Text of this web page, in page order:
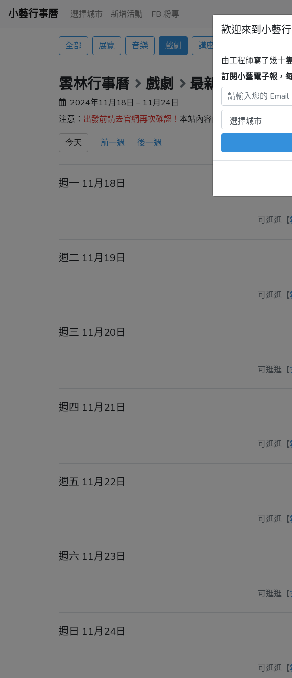
小藝行事曆 選擇城市 新增活動 FB 粉專
全部 展覽 音樂 戲劇 講座 清單
雲林行事曆 戲劇 最新活動
2024年11月18日 – 11月24日
注意： 出發前請去官網再次確認！ 本站內容由程式自動抓取，沒有
今天 前一週 後一週
週一 11月18日
可逛逛【
週二 11月19日
可逛逛【
週三 11月20日
可逛逛【
週四 11月21日
可逛逛【
週五 11月22日
可逛逛【
週六 11月23日
可逛逛【
週日 11月24日
可逛逛【
歡迎來到小藝
由工程師寫了幾十
訂閱小藝電子報，